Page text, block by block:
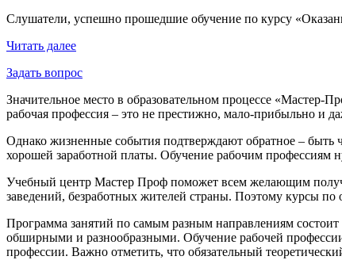
Слушатели, успешно прошедшие обучение по курсу
Читать далее
Задать вопрос
Значительное место в образовательном процессе
рабочая профессия – это не престижно, мало-прибыльно и
Однако жизненные события подтверждают обратное – быть
хорошей заработной платы. Обучение рабочим профессиям
Учебный центр Мастер Проф поможет всем желающим
заведений, безработных жителей страны. Поэтому курсы
Программа занятий по самым разным направлениям состоит
обширными и разнообразными. Обучение рабочей
профессии. Важно отметить, что обязательный